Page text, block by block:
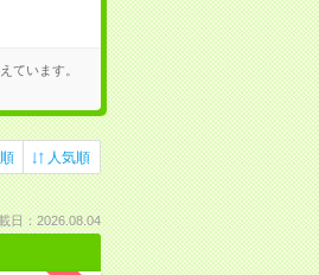
ています。
人気順
日：2026.08.04